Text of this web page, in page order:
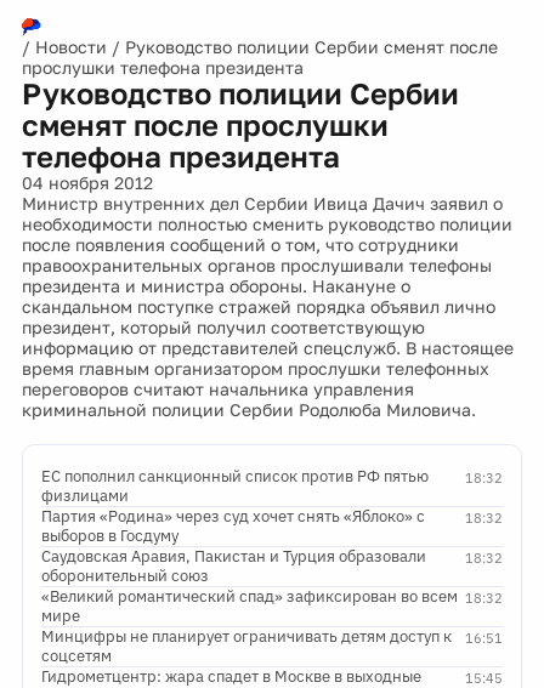
/ Новости / Руководство полиции Сербии сменят после
прослушки телефона президента
Руководство полиции Сербии
сменят после прослушки
телефона президента
04 ноября 2012
Министр внутренних дел Сербии Ивица Дачич заявил о
необходимости полностью сменить руководство полиции
после появления сообщений о том, что сотрудники
правоохранительных органов прослушивали телефоны
президента и министра обороны. Накануне о
скандальном поступке стражей порядка объявил лично
президент, который получил соответствующую
информацию от представителей спецслужб. В настоящее
время главным организатором прослушки телефонных
переговоров считают начальника управления
криминальной полиции Сербии Родолюба Миловича.
18:32
ЕС пополнил санкционный список против РФ пятью
физлицами
18:32
Партия «Родина» через суд хочет снять «Яблоко» с
выборов в Госдуму
18:32
Саудовская Аравия, Пакистан и Турция образовали
оборонительный союз
18:32
«Великий романтический спад» зафиксирован во всем
мире
16:51
Минцифры не планирует ограничивать детям доступ к
соцсетям
15:45
Гидрометцентр: жара спадет в Москве в выходные